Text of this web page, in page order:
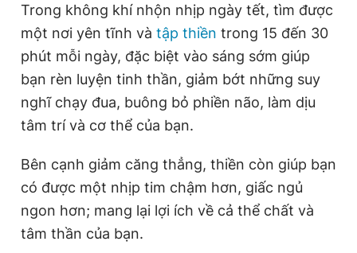
Trong không khí nhộn nhịp ngày tết, tìm được
một nơi yên tĩnh và tập thiền trong 15 đến 30
phút mỗi ngày, đặc biệt vào sáng sớm giúp
bạn rèn luyện tinh thần, giảm bớt những suy
nghĩ chạy đua, buông bỏ phiền não, làm dịu
tâm trí và cơ thể của bạn.
Bên cạnh giảm căng thẳng, thiền còn giúp bạn
có được một nhịp tim chậm hơn, giấc ngủ
ngon hơn; mang lại lợi ích về cả thể chất và
tâm thần của bạn.